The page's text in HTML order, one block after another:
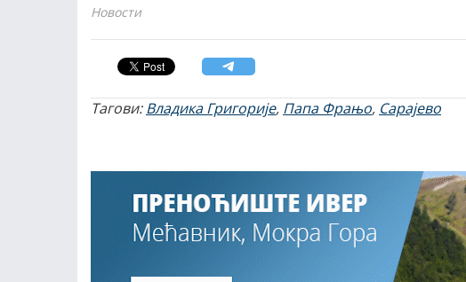
Новости
Тагови:Владика Григорије, Папа Фрањо, Сарајево